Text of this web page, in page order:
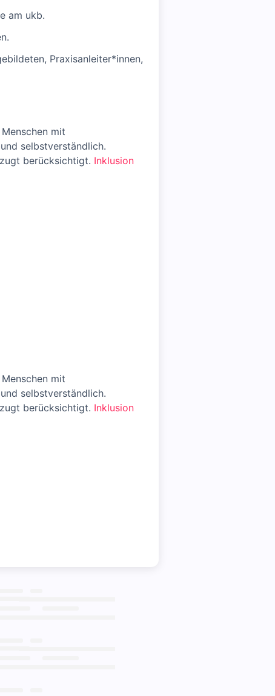
am ukb.
Praxisanleiter*innen,
mit
selbstverständlich.
berücksichtigt. Inklusion
mit
selbstverständlich.
berücksichtigt. Inklusion